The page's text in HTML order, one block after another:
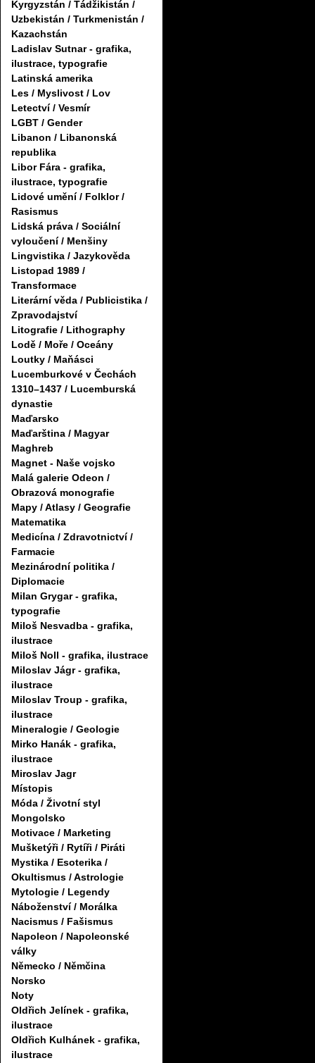
Kyrgyzstán / Tádžikistán /
Uzbekistán / Turkmenistán /
Kazachstán
Ladislav Sutnar - grafika,
ilustrace, typografie
Latinská amerika
Les / Myslivost / Lov
Letectví / Vesmír
LGBT / Gender
Libanon / Libanonská
republika
Libor Fára - grafika,
ilustrace, typografie
Lidové umění / Folklor /
Rasismus
Lidská práva / Sociální
vyloučení / Menšiny
Lingvistika / Jazykověda
Listopad 1989 /
Transformace
Literární věda / Publicistika /
Zpravodajství
Litografie / Lithography
Lodě / Moře / Oceány
Loutky / Maňásci
Lucemburkové v Čechách
1310–1437 / Lucemburská
dynastie
Maďarsko
Maďarština / Magyar
Maghreb
Magnet - Naše vojsko
Malá galerie Odeon /
Obrazová monografie
Mapy / Atlasy / Geografie
Matematika
Medicína / Zdravotnictví /
Farmacie
Mezinárodní politika /
Diplomacie
Milan Grygar - grafika,
typografie
Miloš Nesvadba - grafika,
ilustrace
Miloš Noll - grafika, ilustrace
Miloslav Jágr - grafika,
ilustrace
Miloslav Troup - grafika,
ilustrace
Mineralogie / Geologie
Mirko Hanák - grafika,
ilustrace
Miroslav Jagr
Místopis
Móda / Životní styl
Mongolsko
Motivace / Marketing
Mušketýři / Rytíři / Piráti
Mystika / Esoterika /
Okultismus / Astrologie
Mytologie / Legendy
Náboženství / Morálka
Nacismus / Fašismus
Napoleon / Napoleonské
války
Německo / Němčina
Norsko
Noty
Oldřich Jelínek - grafika,
ilustrace
Oldřich Kulhánek - grafika,
ilustrace